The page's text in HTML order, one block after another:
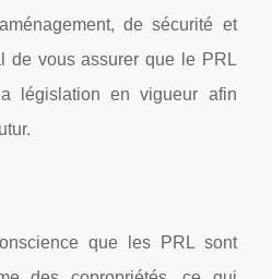
de sécurité et
de vous assurer que le PRL
législation en vigueur afin
que les PRL sont